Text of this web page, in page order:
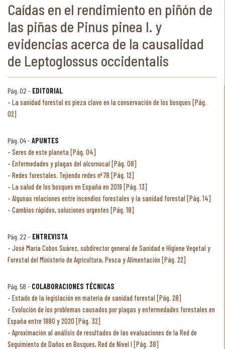
Caídas en el rendimiento en piñón de
las piñas de Pinus pinea l. y
evidencias acerca de la causalidad
de Leptoglossus occidentalis
Pág. 02 - EDITORIAL
La sanidad forestal es pieza clave en la conservación de los bosques [Pág.
02]
Pág. 04 - APUNTES
Seres de este planeta [Pág. 04]
Enfermedades y plagas del alcornocal [Pág. 08]
Redes forestales. Tejiendo redes nº 78 [Pág. 12]
La salud de los bosques en España en 2019 [Pág. 13]
Algunas relaciones entre incendios forestales y la sanidad forestal [Pág. 14]
Cambios rápidos, soluciones urgentes [Pág. 18]
Pág. 22 - ENTREVISTA
José María Cobos Suárez, subdirector general de Sanidad e Higiene Vegetal y
Forestal del Ministerio de Agricultura, Pesca y Alimentación [Pág. 22]
Pág. 58 - COLABORACIONES TÉCNICAS
Estado de la legislación en materia de sanidad forestal [Pág. 28]
Evolución de los problemas causados por plagas y enfermedades forestales en
España entre 1980 y 2020 [Pág. 32]
Aproximación al análisis de resultados de las evaluaciones de la Red de
Seguimiento de Daños en Bosques, Red de Nivel I [Pág. 38]